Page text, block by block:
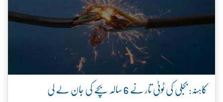
کاہنہ: بجلی کی ٹوٹی تار نے 6 سالہ بچے کی جان لے لی